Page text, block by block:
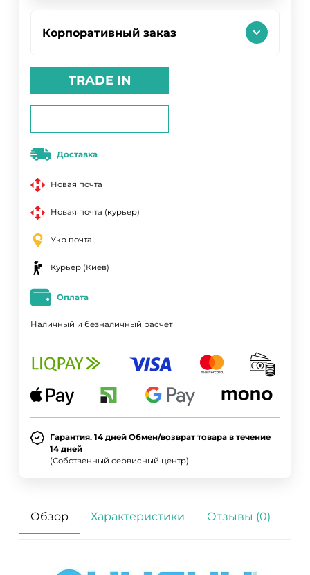
Корпоративный заказ
TRADE IN
Доставка
Новая почта
Новая почта (курьер)
Укр почта
Курьер (Киев)
Оплата
Наличный и безналичный расчет
Гарантия. 14 дней Обмен/возврат товара в течение
14 дней
(Собственный сервисный центр)
Обзор Характеристики Отзывы (0)